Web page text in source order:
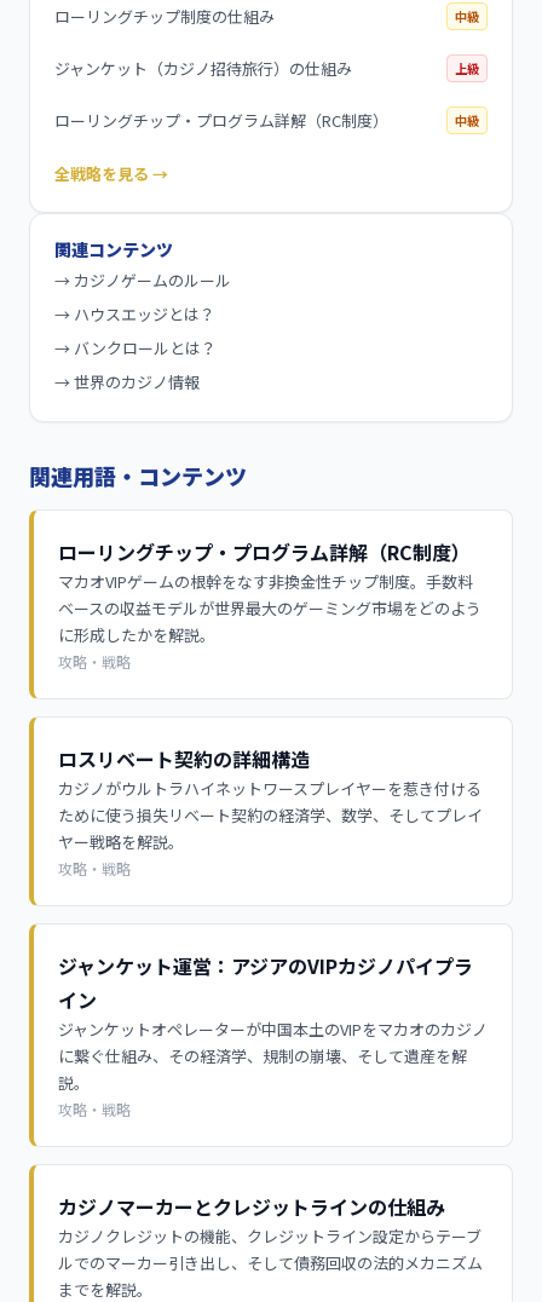
ローリングチップ制度の仕組み 中級
ジャンケット（カジノ招待旅行）の仕組み 上級
ローリングチップ・プログラム詳解（RC制度） 中級
全戦略を見る →
関連コンテンツ
→ カジノゲームのルール
→ ハウスエッジとは？
→ バンクロールとは？
→世界のカジノ情報
関連用語・コンテンツ
ローリングチップ・プログラム詳解（RC制度）
マカオVIPゲームの根幹をなす非換金性チップ制度。手数料
ベースの収益モデルが世界最大のゲーミング市場をどのよう
に形成したかを解説。
攻略・戦略
ロスリベート契約の詳細構造
カジノがウルトラハイネットワースプレイヤーを惹き付ける
ために使う損失リベート契約の経済学、数学、そしてプレイ
ヤー戦略を解説。
攻略・戦略
ジャンケット運営：アジアのVIPカジノパイプラ
イン
ジャンケットオペレーターが中国本土のVIPをマカオのカジノ
に繋ぐ仕組み、その経済学、規制の崩壊、そして遺産を解
説。
攻略・戦略
カジノマーカーとクレジットラインの仕組み
カジノクレジットの機能、クレジットライン設定からテーブ
ルでのマーカー引き出し、そして債務回収の法的メカニズム
までを解説。